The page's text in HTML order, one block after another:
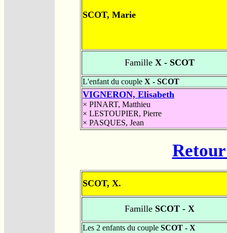
SCOT, Marie
FamilleX - SCOT
L'enfant du couple X - SCOT
VIGNERON, Elisabeth
× PINART, Matthieu
× LESTOUPIER, Pierre
× PASQUES, Jean
SCOT, X.
FamilleSCOT - X
Les 2 enfants du couple SCOT - X